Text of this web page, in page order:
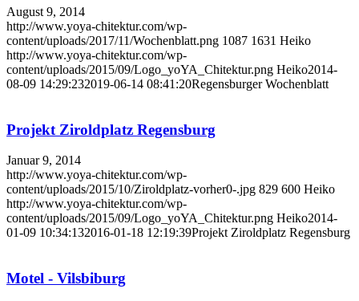
August 9, 2014
http://www.yoya-chitektur.com/wp-
content/uploads/2017/11/Wochenblatt.png 1087 1631 Heiko
http://www.yoya-chitektur.com/wp-
content/uploads/2015/09/Logo_yoYA_Chitektur.png Heiko2014-
08-09 14:29:232019-06-14 08:41:20Regensburger Wochenblatt
Projekt Ziroldplatz Regensburg
Januar 9, 2014
http://www.yoya-chitektur.com/wp-
content/uploads/2015/10/Ziroldplatz-vorher0-.jpg 829 600 Heiko
http://www.yoya-chitektur.com/wp-
content/uploads/2015/09/Logo_yoYA_Chitektur.png Heiko2014-
01-09 10:34:132016-01-18 12:19:39Projekt Ziroldplatz Regensburg
Motel - Vilsbiburg